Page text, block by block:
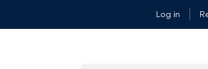
Log in